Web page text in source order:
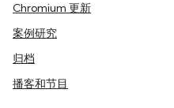
Chromium 更新
案例研究
归档
播客和节目